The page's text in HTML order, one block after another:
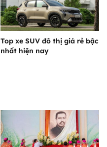
Top xe SUV đô thị giá rẻ bậc
nhất hiện nay